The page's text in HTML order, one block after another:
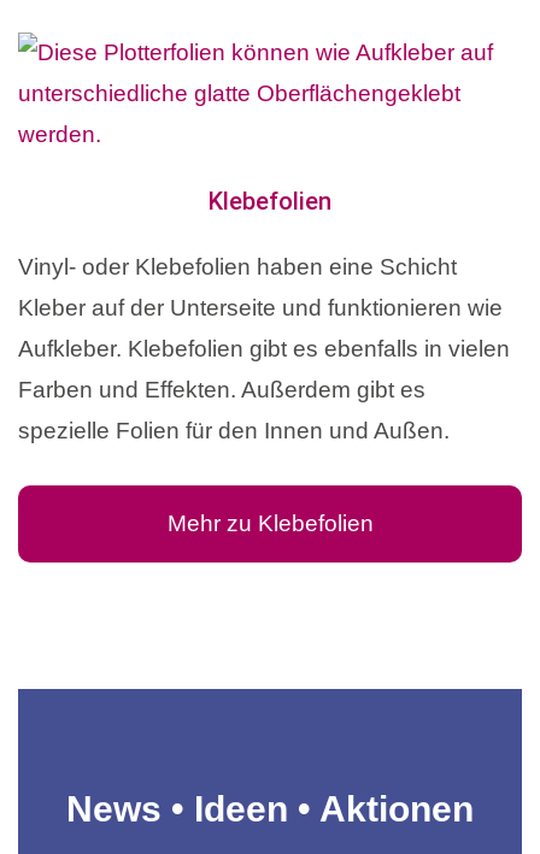
Klebefolien
Vinyl- oder Klebefolien haben eine Schicht
Kleber auf der Unterseite und funktionieren wie
Aufkleber. Klebefolien gibt es ebenfalls in vielen
Farben und Effekten. Außerdem gibt es
spezielle Folien für den Innen und Außen.
Mehr zu Klebefolien
News • Ideen • Aktionen